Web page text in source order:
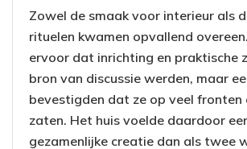
Zowel de smaak voor interieur als
rituelen kwamen opvallend
ervoor dat inrichting en praktische
bron van discussie werden, maar
bevestigden dat ze op veel fronten
zaten. Het huis voelde daardoor
gezamenlijke creatie dan als twee